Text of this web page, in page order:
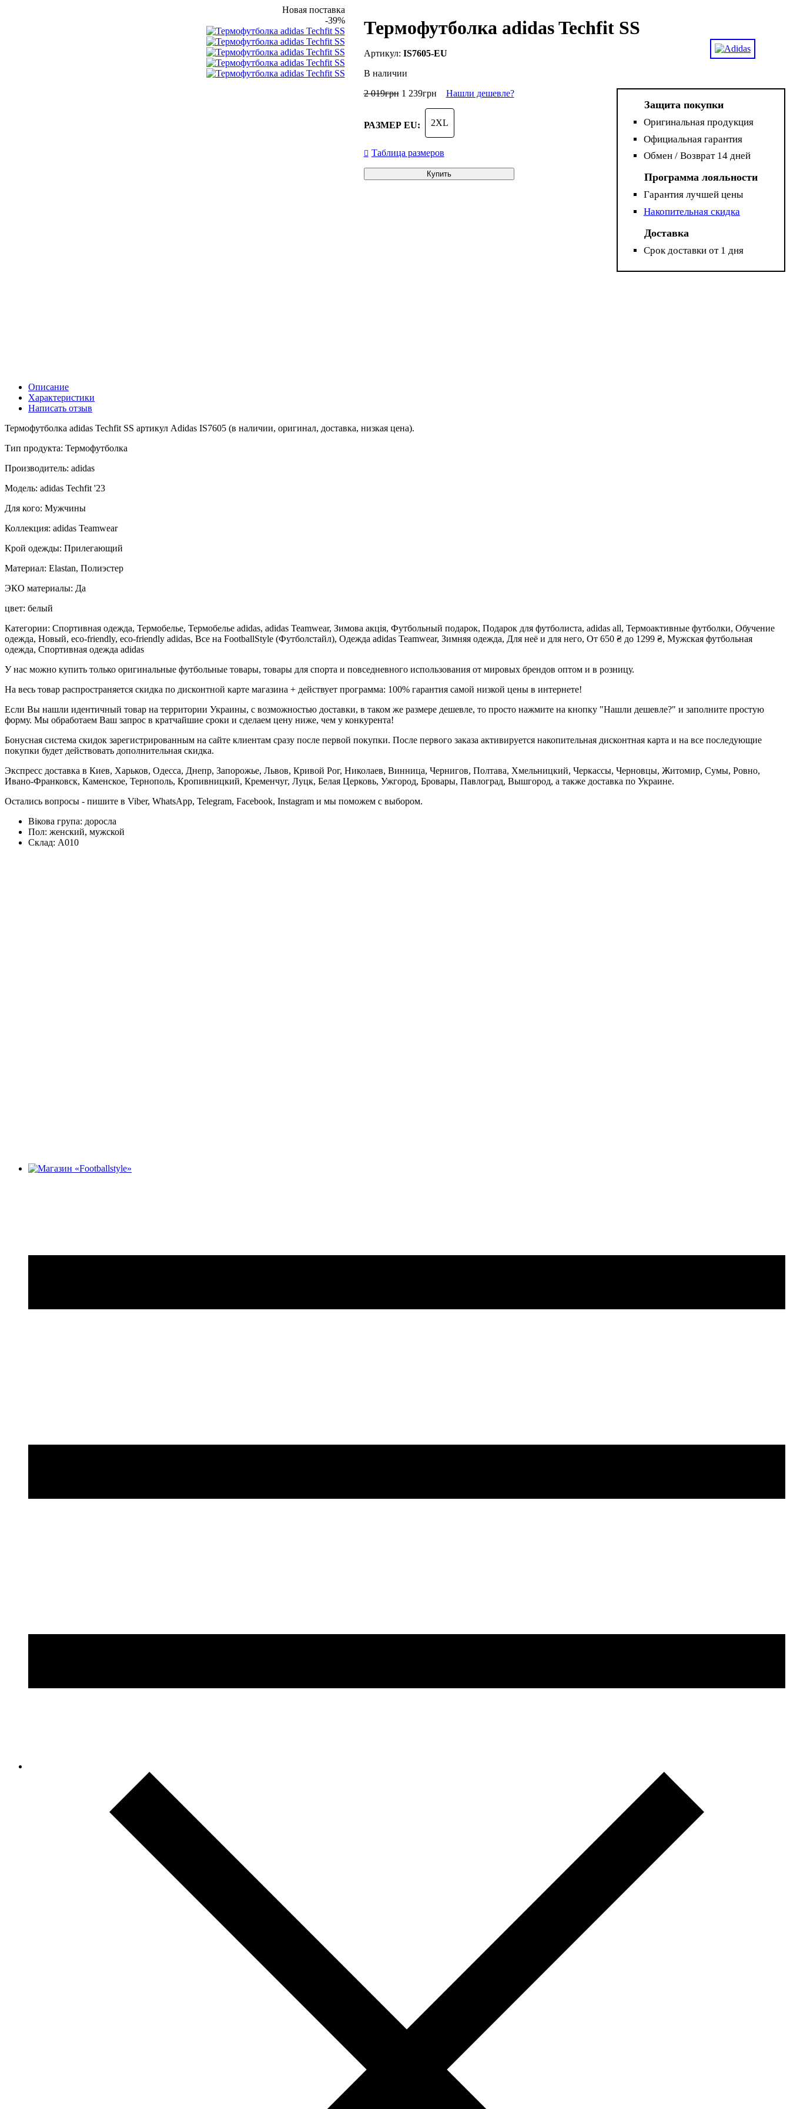
Новая поставка
-39%
Термофутболка adidas Techfit SS
IS7605-EU
В наличии
2 019грн 1 239грн Нашли дешевле?
РАЗМЕР EU: 2XL
Таблица размеров
Купить
Защита покупки
Оригинальная продукция
Официальная гарантия
Обмен / Возврат 14 дней
Программа лояльности
Гарантия лучшей цены
Накопительная скидка
Доставка
Срок доставки от 1 дня
Описание
Характеристики
Написать отзыв
Термофутболка adidas Techfit SS артикул Adidas IS7605 (в наличии, оригинал, доставка, низкая цена).
Тип продукта: Термофутболка
Производитель: adidas
Модель: adidas Techfit '23
Для кого: Мужчины
Коллекция: adidas Teamwear
Крой одежды: Прилегающий
Материал: Elastan, Полиэстер
ЭКО материалы: Да
цвет: белый
Категории: Спортивная одежда, Термобелье, Термобелье adidas, adidas Teamwear, Зимова акція, Футбольный подарок, Подарок для футболиста, adidas all, Термоактивные футболки, Обучение
одежда, Новый, eco-friendly, eco-friendly adidas, Все на FootballStyle (Футболстайл), Одежда adidas Teamwear, Зимняя одежда, Для неё и для него, От 650 ₴ до 1299 ₴, Мужская футбольная
одежда, Спортивная одежда adidas
У нас можно купить только оригинальные футбольные товары, товары для спорта и повседневного использования от мировых брендов оптом и в розницу.
На весь товар распространяется скидка по дисконтной карте магазина + действует программа: 100% гарантия самой низкой цены в интернете!
Если Вы нашли идентичный товар на территории Украины, с возможностью доставки, в таком же размере дешевле, то просто нажмите на кнопку "Нашли дешевле?" и заполните простую
форму. Мы обработаем Ваш запрос в кратчайшие сроки и сделаем цену ниже, чем у конкурента!
Бонусная система скидок зарегистрированным на сайте клиентам сразу после первой покупки. После первого заказа активируется накопительная дисконтная карта и на все последующие
покупки будет действовать дополнительная скидка.
Экспресс доставка в Киев, Харьков, Одесса, Днепр, Запорожье, Львов, Кривой Рог, Николаев, Винница, Чернигов, Полтава, Хмельницкий, Черкассы, Черновцы, Житомир, Сумы, Ровно,
Ивано-Франковск, Каменское, Тернополь, Кропивницкий, Кременчуг, Луцк, Белая Церковь, Ужгород, Бровары, Павлоград, Вышгород, а также доставка по Украине.
Остались вопросы - пишите в Viber, WhatsApp, Telegram, Facebook, Instagram и мы поможем с выбором.
Вікова група: доросла
Пол: женский, мужской
Склад: А010